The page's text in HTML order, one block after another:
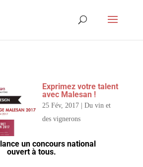
Exprimez votre talent
avec Malesan !
25 Fév, 2017 |Du vin et
des vignerons
lance un concours national
ouvert à tous.